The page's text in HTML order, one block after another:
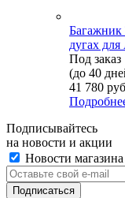
Багажник
дугах
Под заказ
(до 40
41 780
Подписывайтесь
на новости и акции
Новости магазина